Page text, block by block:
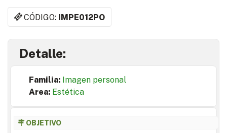
CÓDIGO: IMPE012PO
Detalle:
Familia: Imagen personal
Area: Estética
OBJETIVO